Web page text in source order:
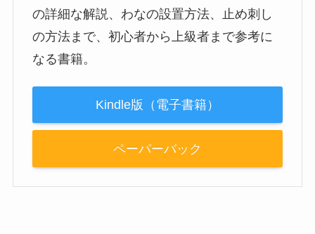
の詳細な解説、わなの設置方法、止め刺し
の方法まで、初心者から上級者まで参考に
なる書籍。
Kindle版（電子書籍）
ペーパーバック